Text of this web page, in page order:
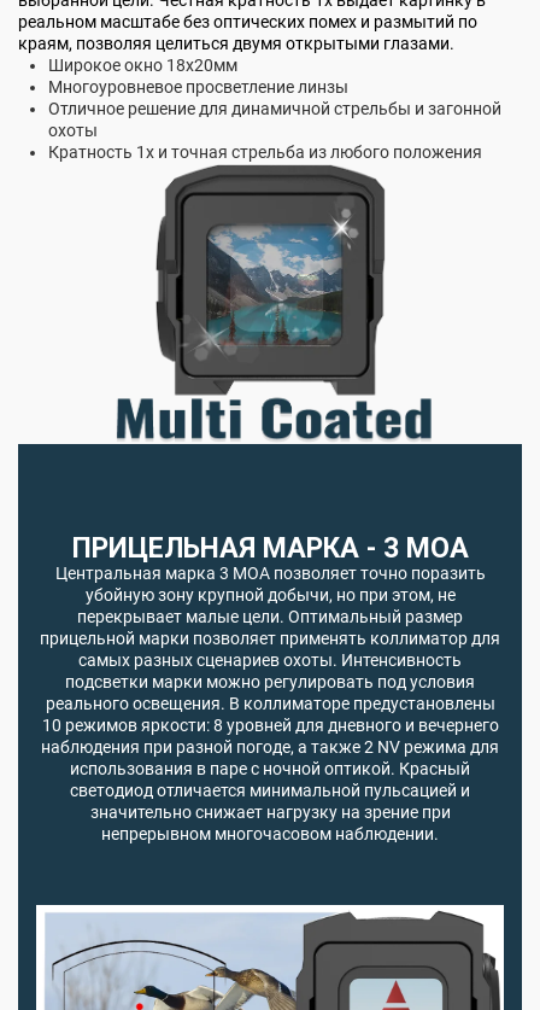
реальном масштабе без оптических помех и размытий по
краям, позволяя целиться двумя открытыми глазами.
Широкое окно 18x20мм
Многоуровневое просветление линзы
Отличное решение для динамичной стрельбы и загонной
охоты
Кратность 1х и точная стрельба из любого положения
ПРИЦЕЛЬНАЯ МАРКА - 3 MOA
Центральная марка 3 МОА позволяет точно поразить
убойную зону крупной добычи, но при этом, не
перекрывает малые цели. Оптимальный размер
прицельной марки позволяет применять коллиматор для
самых разных сценариев охоты. Интенсивность
подсветки марки можно регулировать под условия
реального освещения. В коллиматоре предустановлены
10 режимов яркости: 8 уровней для дневного и вечернего
наблюдения при разной погоде, а также 2 NV режима для
использования в паре с ночной оптикой. Красный
светодиод отличается минимальной пульсацией и
значительно снижает нагрузку на зрение при
непрерывном многочасовом наблюдении.